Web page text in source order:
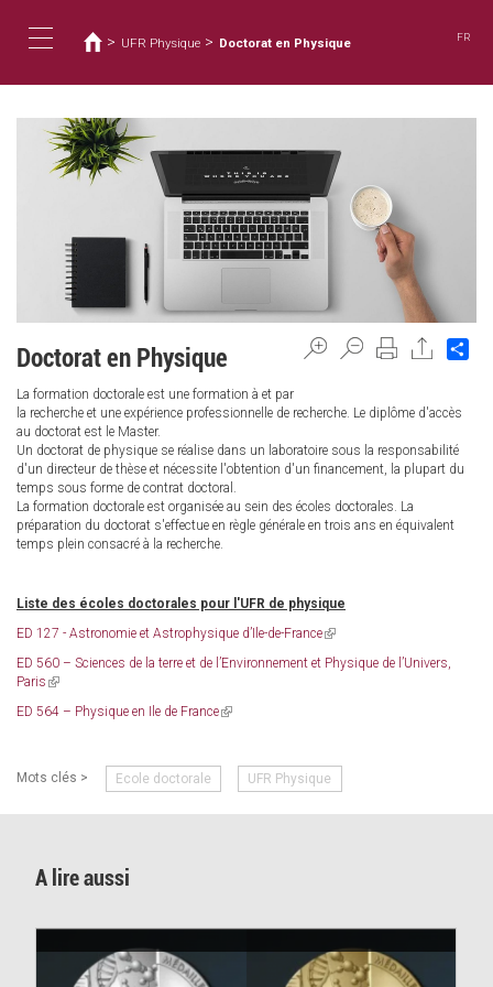
容
navigation
在
這
裡
> UFR Physique > Doctorat en Physique FR
Doctorat en Physique
La formation doctorale est une formation à et par
la recherche et une expérience professionnelle de recherche. Le diplôme d'accès
au doctorat est le Master.
Un doctorat de physique se réalise dans un laboratoire sous la responsabilité
d'un directeur de thèse et nécessite l'obtention d'un financement, la plupart du
temps sous forme de contrat doctoral.
La formation doctorale est organisée au sein des écoles doctorales. La
préparation du doctorat s'effectue en règle générale en trois ans en équivalent
temps plein consacré à la recherche.
Liste des écoles doctorales pour l'UFR de physique
ED 127 - Astronomie et Astrophysique d’Ile-de-France(link
external)
ED 560 – Sciences de la terre et de l’Environnement et Physique de l’Univers,
Paris (link
external)
ED 564 – Physique en Ile de France(link
Mots clés >
Ecole doctorale UFR Physique
A lire aussi